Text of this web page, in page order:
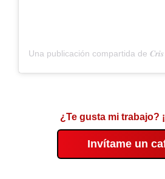
¿Te gusta mi trabajo?
Invítame un